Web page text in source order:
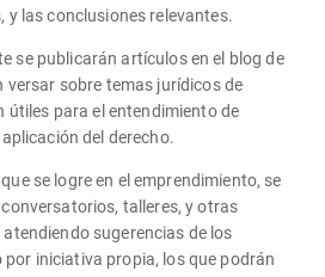
y las conclusiones relevantes.
se publicarán artículos en el blog de
versar sobre temas jurídicos de
útiles para el entendimiento de
del derecho.
se logre en el emprendimiento, se
talleres, y otras
sugerencias de los
iniciativa propia, los que podrán